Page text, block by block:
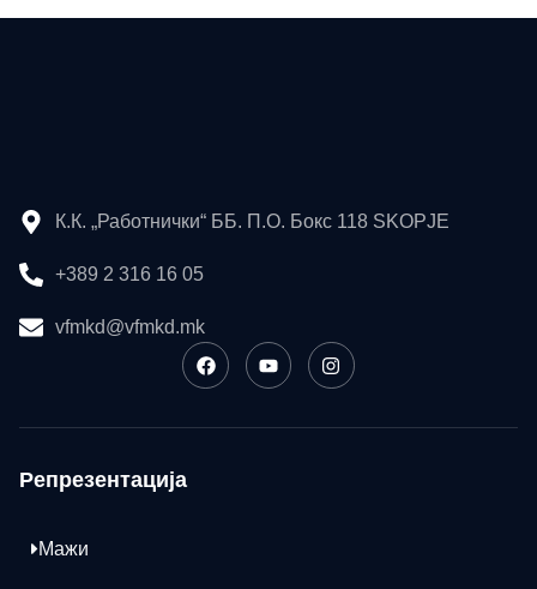
К.К. „Работнички“ ББ. П.О. Бокс 118 SKOPJE
+389 2 316 16 05
vfmkd@vfmkd.mk
Репрезентација
Мажи